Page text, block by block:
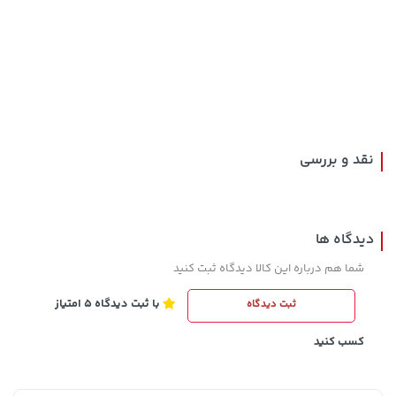
27,380,000 تومان خرید
نقد و بررسی
دیدگاه ها
شما هم درباره این کالا دیدگاه ثبت کنید
ثبت دیدگاه با ثبت دیدگاه 5 امتیاز
کسب کنید